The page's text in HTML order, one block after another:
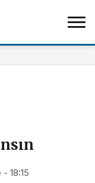
18:15